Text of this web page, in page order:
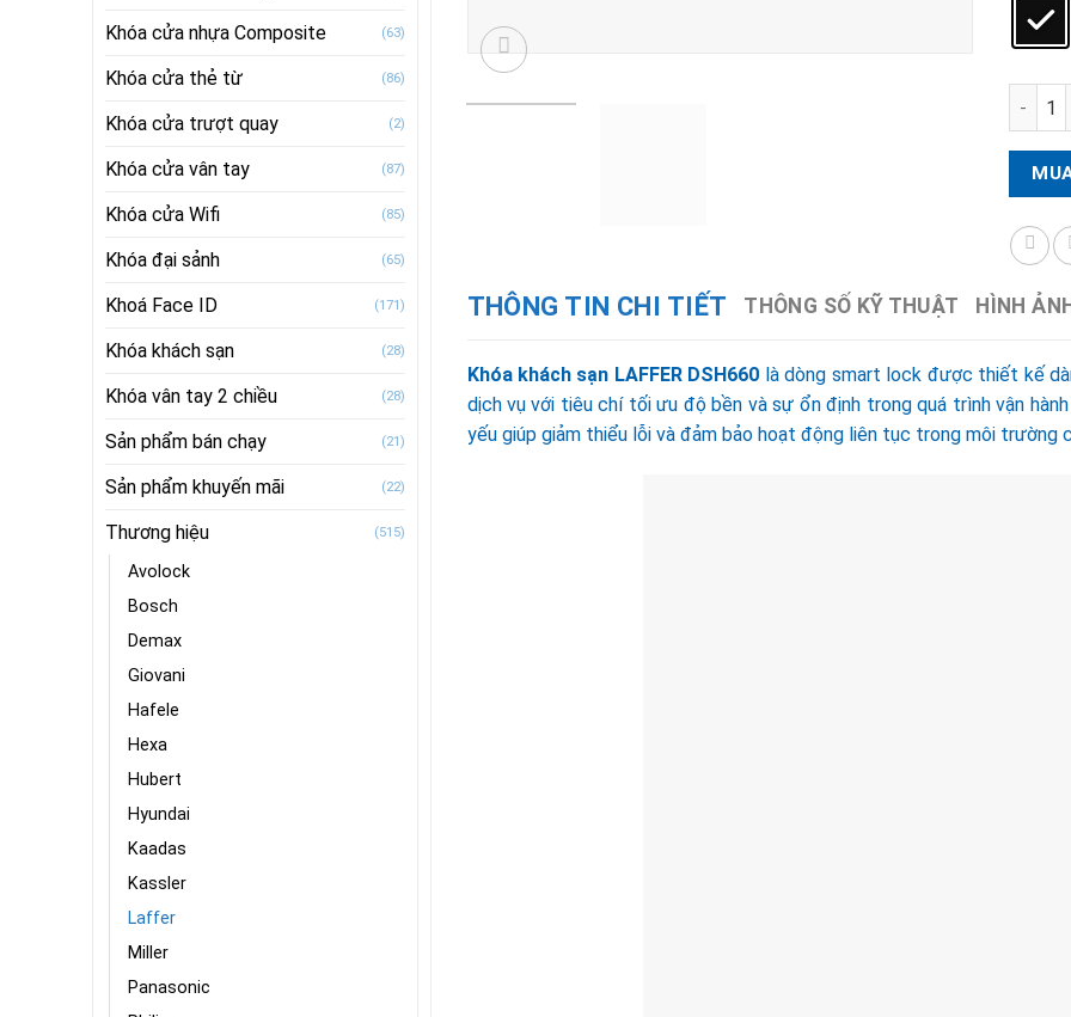
Khóa cửa nhựa Composite (63)
Khóa cửa thẻ từ (86)
Khóa cửa trượt quay (2)
Khóa cửa vân tay (87)
Khóa cửa Wifi (85)
Khóa đại sảnh (65)
Khoá Face ID (171)
Khóa khách sạn (28)
Khóa vân tay 2 chiều (28)
Sản phẩm bán chạy (21)
Sản phẩm khuyến mãi (22)
Thương hiệu (515)
Avolock
Bosch
Demax
Giovani
Hafele
Hexa
Hubert
Hyundai
Kaadas
Kassler
Laffer
Miller
Panasonic
Khóa
THÔNG TIN CHI TIẾT THÔNG SỐ KỸ THUẬT HÌNH
Khóa khách sạn LAFFER DSH660 là dòng smart lock được thiết kế
dịch vụ với tiêu chí tối ưu độ bền và sự ổn định trong quá trình vận
yếu giúp giảm thiểu lỗi và đảm bảo hoạt động liên tục trong môi trường